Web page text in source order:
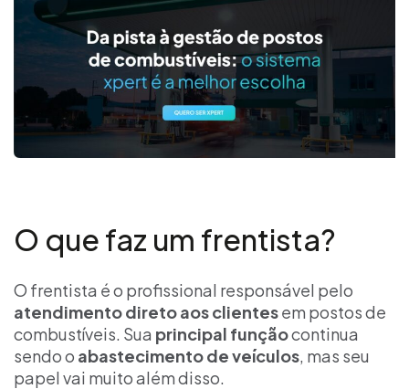
O que faz um frentista?
O frentista é o profissional responsável pelo
atendimento direto aos clientesem postos de
combustíveis. Sua principal funçãocontinua
sendo o abastecimento de veículos , mas seu
papel vai muito além disso.